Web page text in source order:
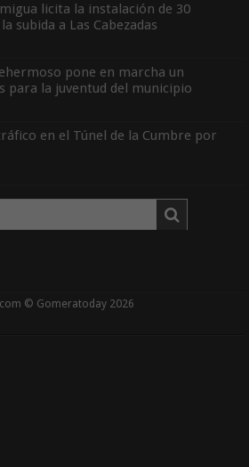
licita la instalación de 30
subida a Las Cabezadas
pone en marcha un
para la juventud del municipio
en el Túnel de la Cumbre por
© Gomeratoday 2026